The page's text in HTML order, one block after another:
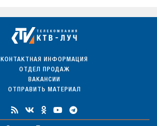
КОНТАКТНАЯ ИНФОРМАЦИЯ
ОТДЕЛ ПРОДАЖ
ВАКАНСИИ
ОТПРАВИТЬ МАТЕРИАЛ